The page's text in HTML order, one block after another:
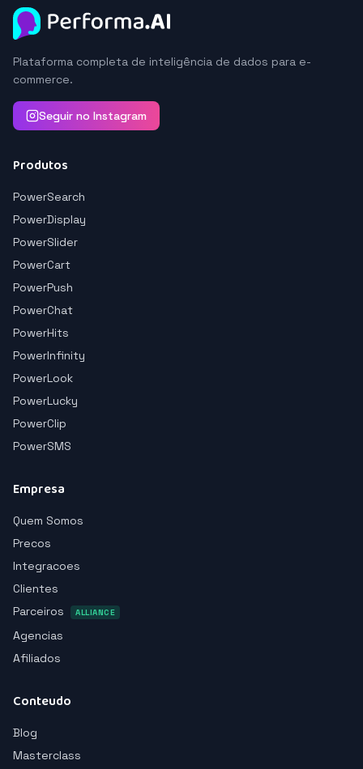
Plataforma completa de inteligência de dados para e-
commerce.
Seguir no Instagram
Produtos
PowerSearch
PowerDisplay
PowerSlider
PowerCart
PowerPush
PowerChat
PowerHits
PowerInfinity
PowerLook
PowerLucky
PowerClip
PowerSMS
Empresa
Quem Somos
Precos
Integracoes
Clientes
Parceiros
ALLIANCE
Agencias
Afiliados
Conteudo
Blog
Masterclass